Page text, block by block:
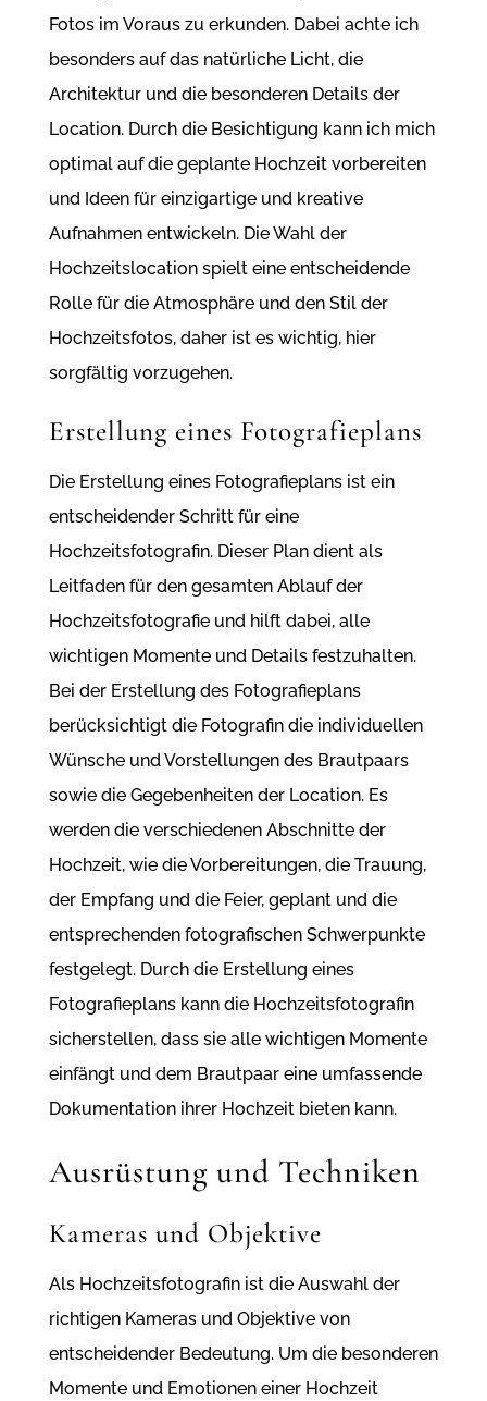
Fotos im Voraus zu erkunden. Dabei achte ich
besonders auf das natürliche Licht, die
Architektur und die besonderen Details der
Location. Durch die Besichtigung kann ich mich
optimal auf die geplante Hochzeit vorbereiten
und Ideen für einzigartige und kreative
Aufnahmen entwickeln. Die Wahl der
Hochzeitslocation spielt eine entscheidende
Rolle für die Atmosphäre und den Stil der
Hochzeitsfotos, daher ist es wichtig, hier
sorgfältig vorzugehen.
Erstellung eines Fotografieplans
Die Erstellung eines Fotografieplans ist ein
entscheidender Schritt für eine
Hochzeitsfotografin. Dieser Plan dient als
Leitfaden für den gesamten Ablauf der
Hochzeitsfotografie und hilft dabei, alle
wichtigen Momente und Details festzuhalten.
Bei der Erstellung des Fotografieplans
berücksichtigt die Fotografin die individuellen
Wünsche und Vorstellungen des Brautpaars
sowie die Gegebenheiten der Location. Es
werden die verschiedenen Abschnitte der
Hochzeit, wie die Vorbereitungen, die Trauung,
der Empfang und die Feier, geplant und die
entsprechenden fotografischen Schwerpunkte
festgelegt. Durch die Erstellung eines
Fotografieplans kann die Hochzeitsfotografin
sicherstellen, dass sie alle wichtigen Momente
einfängt und dem Brautpaar eine umfassende
Dokumentation ihrer Hochzeit bieten kann.
Ausrüstung und Techniken
Kameras und Objektive
Als Hochzeitsfotografin ist die Auswahl der
richtigen Kameras und Objektive von
entscheidender Bedeutung. Um die besonderen
Momente und Emotionen einer Hochzeit